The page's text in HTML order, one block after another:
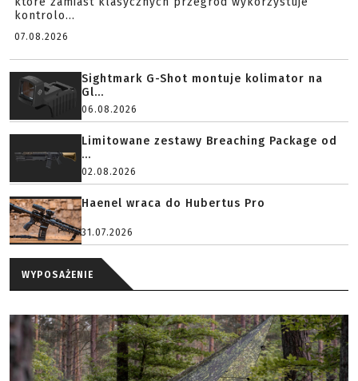
kontrolo...
07.08.2026
Sightmark G-Shot montuje kolimator na
Gl...
06.08.2026
Limitowane zestawy Breaching Package od
...
02.08.2026
Haenel wraca do Hubertus Pro
31.07.2026
WYPOSAŻENIE